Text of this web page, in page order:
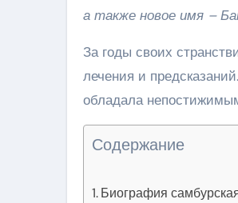
а также новое имя –
За годы своих
лечения и
обладала
Содержание
Биография